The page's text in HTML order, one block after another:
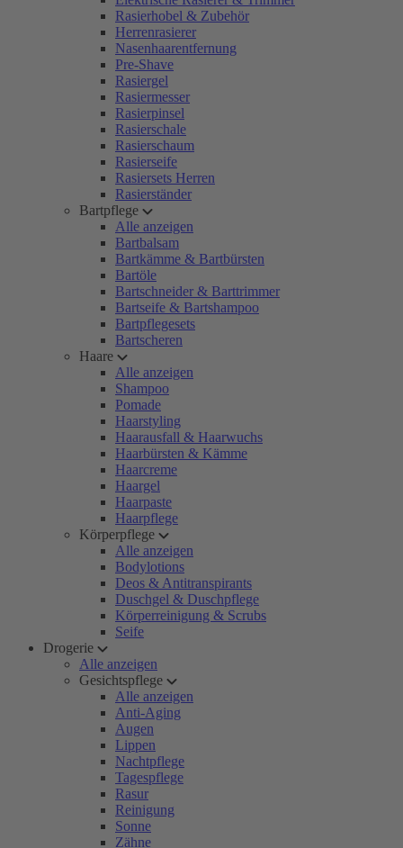
Rasierhobel & Zubehör
Herrenrasierer
Nasenhaarentfernung
Pre-Shave
Rasiergel
Rasiermesser
Rasierpinsel
Rasierschale
Rasierschaum
Rasierseife
Rasiersets Herren
Rasierständer
Bartpflege
Alle anzeigen
Bartbalsam
Bartkämme & Bartbürsten
Bartöle
Bartschneider & Barttrimmer
Bartseife & Bartshampoo
Bartpflegesets
Bartscheren
Haare
Alle anzeigen
Shampoo
Pomade
Haarstyling
Haarausfall & Haarwuchs
Haarbürsten & Kämme
Haarcreme
Haargel
Haarpaste
Haarpflege
Körperpflege
Alle anzeigen
Bodylotions
Deos & Antitranspirants
Duschgel & Duschpflege
Körperreinigung & Scrubs
Seife
Drogerie
Alle anzeigen
Gesichtspflege
Alle anzeigen
Anti-Aging
Augen
Lippen
Nachtpflege
Tagespflege
Rasur
Reinigung
Sonne
Zähne